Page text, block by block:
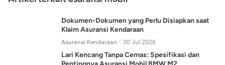
Dokumen-Dokumen yang Perlu Disiapkan saat
Klaim Asuransi Kendaraan
Asuransi Kendaraan 30 Jul 2026
Lari Kencang Tanpa Cemas: Spesifikasi dan